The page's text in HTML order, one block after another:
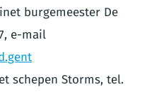
burgemeester De
e-mail
schepen Storms, tel.